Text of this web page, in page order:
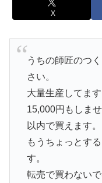
X
うちの師匠のつ
さい。
大量生産してま
15,000円もしま
以内で買えます。
もうちょっとす
す。
転売で買わないで